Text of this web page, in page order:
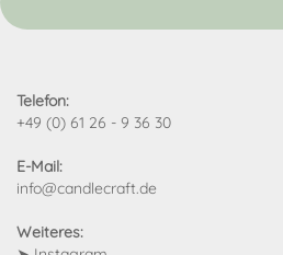
Telefon:
+49 (0) 61 26 - 9 36 30
E-Mail:
info@candlecraft.de
Weiteres: